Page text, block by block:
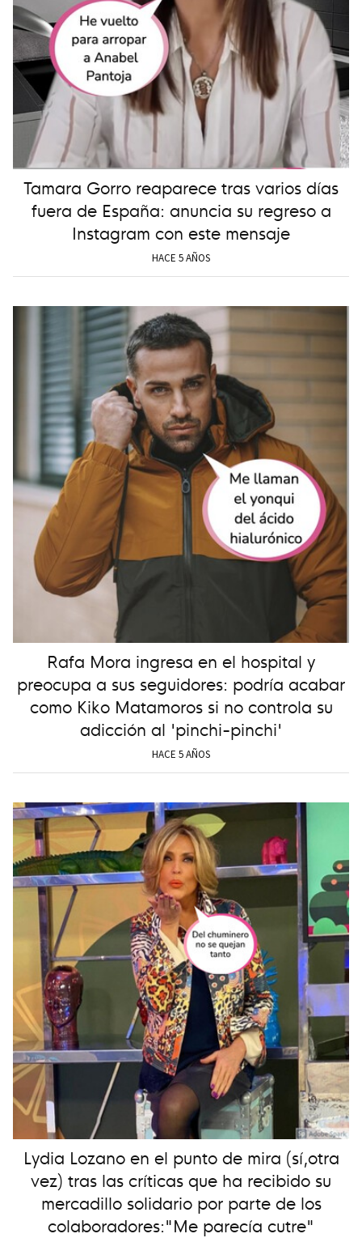
Tamara Gorro reaparece tras varios días
fuera de España: anuncia su regreso a
Instagram con este mensaje
HACE 5 AÑOS
Rafa Mora ingresa en el hospital y
preocupa a sus seguidores: podría acabar
como Kiko Matamoros si no controla su
adicción al 'pinchi-pinchi'
HACE 5 AÑOS
Lydia Lozano en el punto de mira (sí,otra
vez) tras las críticas que ha recibido su
mercadillo solidario por parte de los
colaboradores:"Me parecía cutre"